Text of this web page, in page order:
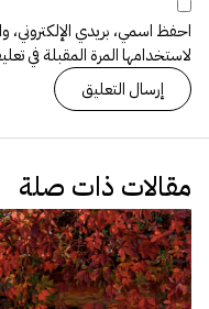
احفظ اسمي، بريدي الإلكتروني،
لاستخدامها المرة المقبلة في
مقالات ذات صلة